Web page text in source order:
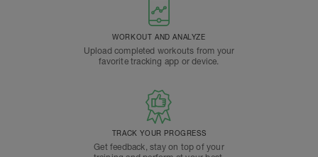
WORKOUT AND ANALYZE
Upload completed workouts from your
favorite tracking app or device.
TRACK YOUR PROGRESS
Get feedback, stay on top of your